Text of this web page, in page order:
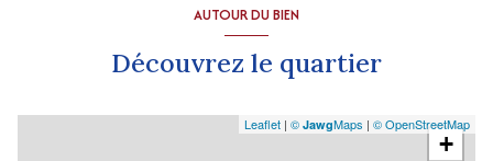
AUTOUR DU BIEN
Découvrez le quartier
+
Leaflet | © JawgMaps | © OpenStreetMap